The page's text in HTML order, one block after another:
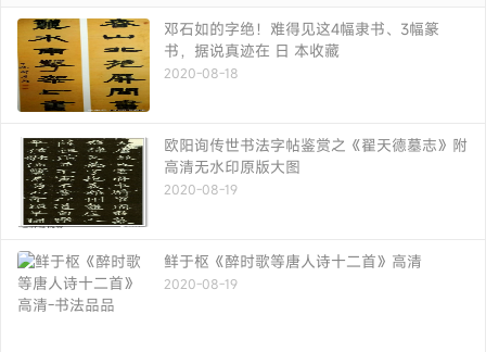
邓石如的字绝！难得见这4幅隶书、3幅篆
书，据说真迹在 日 本收藏
2020-08-18
欧阳询传世书法字帖鉴赏之《翟天德墓志》附
高清无水印原版大图
2020-08-19
鲜于枢《醉时歌等唐人诗十二首》高清
2020-08-19